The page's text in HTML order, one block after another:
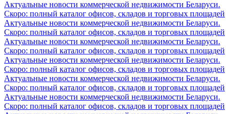
Актуальные новости коммерческой недвижимости Беларуси.
Скоро: полный каталог офисов, складов и торговых площадей
Актуальные новости коммерческой недвижимости Беларуси.
Скоро: полный каталог офисов, складов и торговых площадей
Актуальные новости коммерческой недвижимости Беларуси.
Скоро: полный каталог офисов, складов и торговых площадей
Актуальные новости коммерческой недвижимости Беларуси.
Скоро: полный каталог офисов, складов и торговых площадей
Актуальные новости коммерческой недвижимости Беларуси.
Скоро: полный каталог офисов, складов и торговых площадей
Актуальные новости коммерческой недвижимости Беларуси.
Скоро: полный каталог офисов, складов и торговых площадей